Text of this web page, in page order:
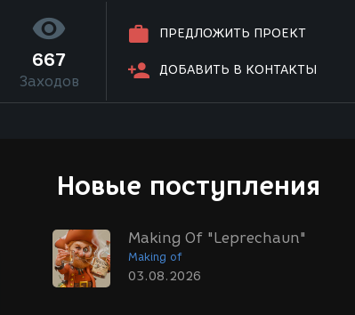
ПРЕДЛОЖИТЬ ПРОЕКТ
ДОБАВИТЬ В КОНТАКТЫ
667
Заходов
Новые поступления
Making Of "Leprechaun"
Making of
03.08.2026